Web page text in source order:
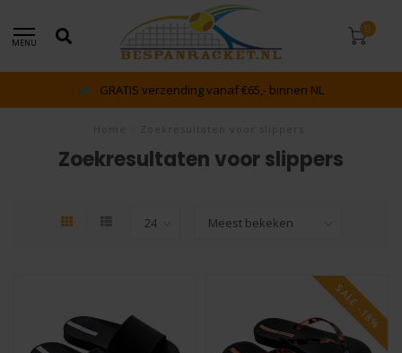
MENU
0
dé racket en bespan specialist van Lelystad en omstreken
Zoekresultaten voor slippers
SALE -18%